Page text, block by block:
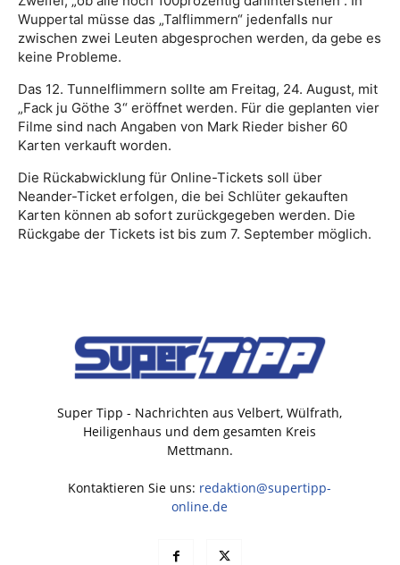
Wuppertal müsse das „Talflimmern“ jedenfalls nur
zwischen zwei Leuten abgesprochen werden, da gebe es
keine Probleme.
Das 12. Tunnelflimmern sollte am Freitag, 24. August, mit
„Fack ju Göthe 3“ eröffnet werden. Für die geplanten vier
Filme sind nach Angaben von Mark Rieder bisher 60
Karten verkauft worden.
Die Rückabwicklung für Online-Tickets soll über
Neander-Ticket erfolgen, die bei Schlüter gekauften
Karten können ab sofort zurückgegeben werden. Die
Rückgabe der Tickets ist bis zum 7. September möglich.
Super Tipp - Nachrichten aus Velbert, Wülfrath,
Heiligenhaus und dem gesamten Kreis
Mettmann.
Kontaktieren Sie uns: redaktion@supertipp-
online.de